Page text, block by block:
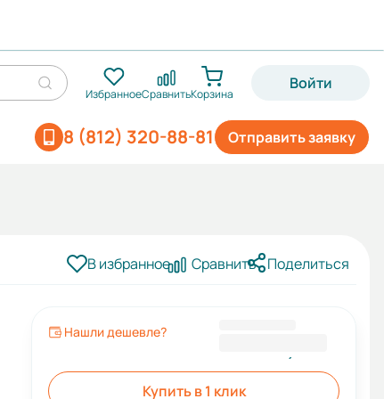
ИзбранноеСравнитьКорзина
Войти
Отправить заявку
8 (812) 320-88-81
В избранное Сравнить Поделиться
Нашли дешевле?
Купить в 1 клик